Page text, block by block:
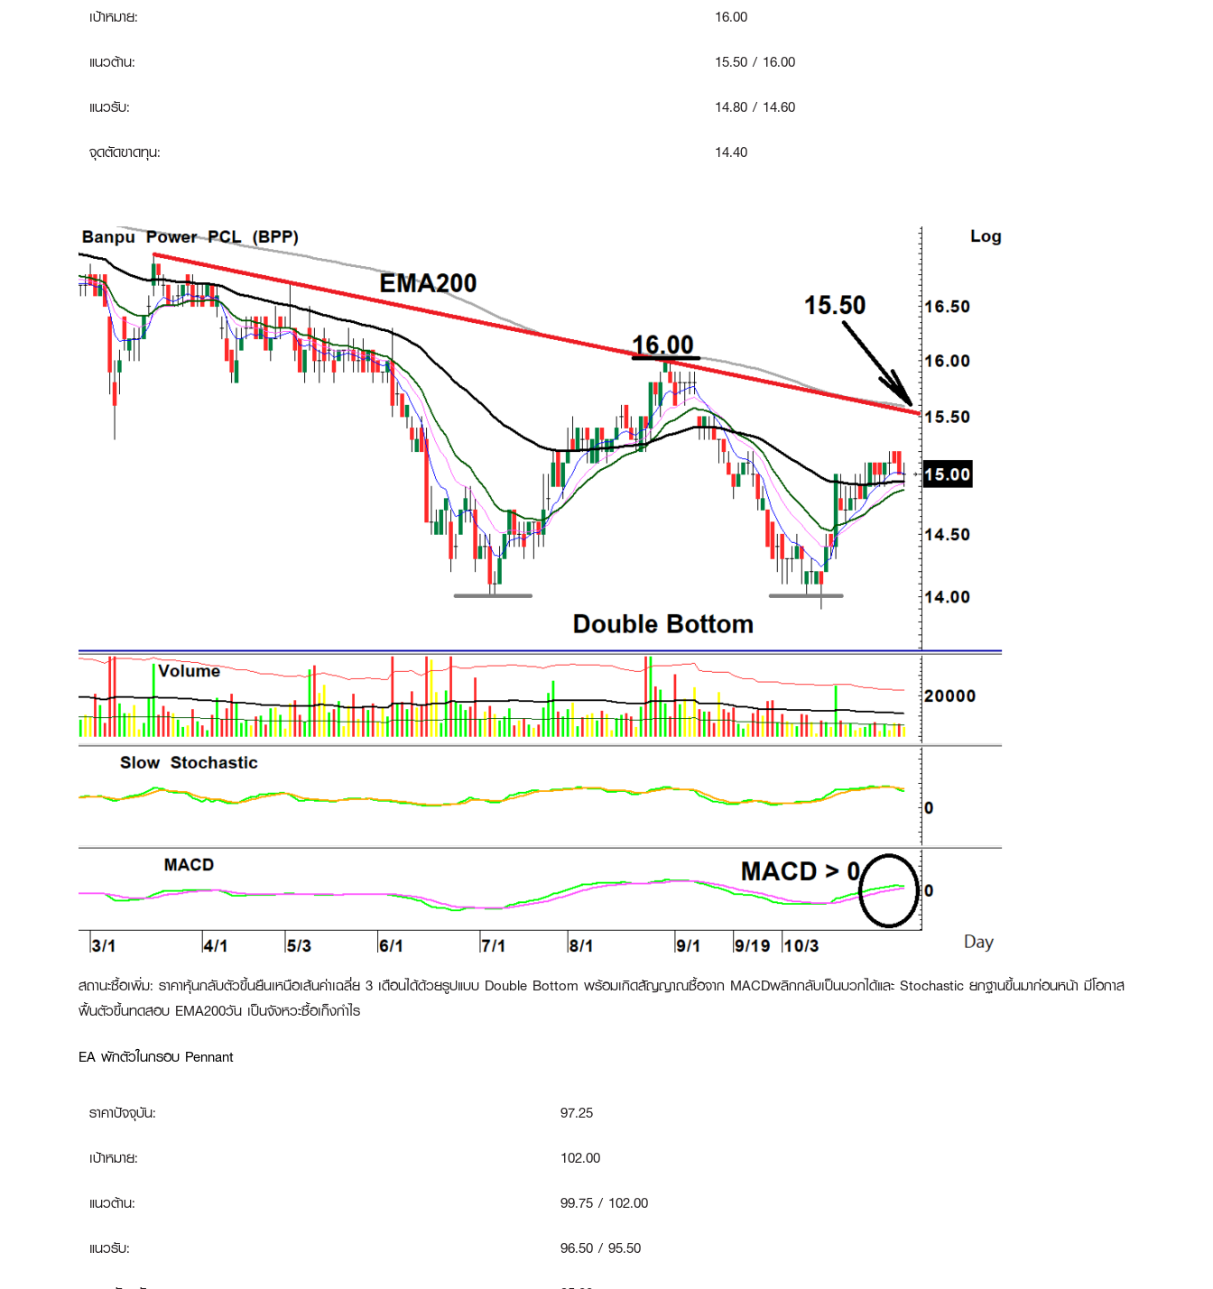
เป้าหมาย:
16.00
แนวต้าน:
15.50 / 16.00
แนวรับ:
14.80 / 14.60
จุดตัดขาดทุน:
14.40
สถานะซื้อเพิ่ม: ราคาหุ้นกลับตัวขึ้นยืนเหนือเส้นค่าเฉลี่ย 3 เดือนได้ด้วยรูปแบบ Double Bottom พร้อมเกิดสัญญาณซื้อจาก MACDพลิกกลับเป็นบวกได้และ Stochastic ยกฐานขึ้นมาก่อนหน้า มีโอกาส
ฟื้นตัวขึ้นทดสอบ EMA200วัน เป็นจังหวะซื้อเก็งกำไร
EA พักตัวในกรอบ Pennant
ราคาปัจจุบัน:
97.25
เป้าหมาย:
102.00
แนวต้าน:
99.75 / 102.00
แนวรับ:
96.50 / 95.50